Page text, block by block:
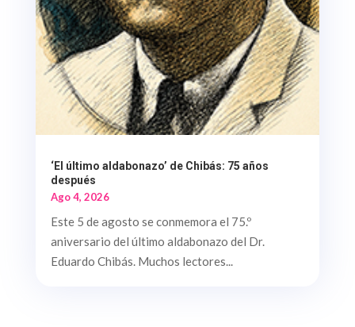
‘El último aldabonazo’ de Chibás: 75 años
después
Ago 4, 2026
Este 5 de agosto se conmemora el 75.º
aniversario del último aldabonazo del Dr.
Eduardo Chibás. Muchos lectores...